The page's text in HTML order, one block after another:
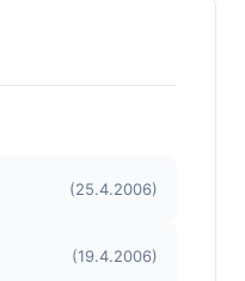
(25.4.2006)
(19.4.2006)